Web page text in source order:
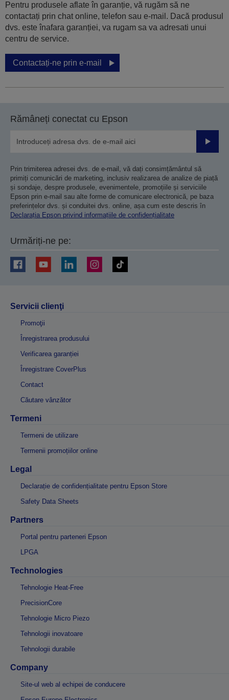
Pentru produsele aflate în garanție, vă rugăm să ne
contactați prin chat online, telefon sau e-mail. Dacă produsul
dvs. este înafara garanției, va rugam sa va adresati unui
centru de service.
Contactați-ne prin e-mail
Rămâneți conectat cu Epson
Prin trimiterea adresei dvs. de e-mail, vă dați consimțământul să
primiți comunicări de marketing, inclusiv realizarea de analize de piață
și sondaje, despre produsele, evenimentele, promoțiile și serviciile
Epson prin e-mail sau alte forme de comunicare electronică, pe baza
preferințelor dvs. și conduitei dvs. online, așa cum este descris în
Declarația Epson privind informațiile de confidențialitate
Urmăriți-ne pe:
Servicii clienţi
Promoţii
Înregistrarea produsului
Verificarea garanției
Înregistrare CoverPlus
Contact
Căutare vânzător
Termeni
Termeni de utilizare
Termenii promoțiilor online
Legal
Declarație de confidențialitate pentru Epson Store
Safety Data Sheets
Partners
Portal pentru parteneri Epson
LPGA
Technologies
Tehnologie Heat-Free
PrecisionCore
Tehnologie Micro Piezo
Tehnologii inovatoare
Tehnologii durabile
Company
Site-ul web al echipei de conducere